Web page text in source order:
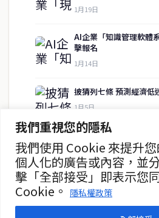
我們重視您的隱私
我們使用 Cookie 來提升
個人化的廣告或內容，並
擊「全部接受」即表示您
Cookie。
隱私權政策
1月19日
AI企業「知識管理軟體
擊報名
1月14日
披猜列七條 預測經濟低
1月5日
警方逮捕柬青少年 投擲
12月18日
半半付26天業績 刷出
11月24日
房
聯絡資訊
歡迎來信洽詢合作事宜
或提供新聞線索